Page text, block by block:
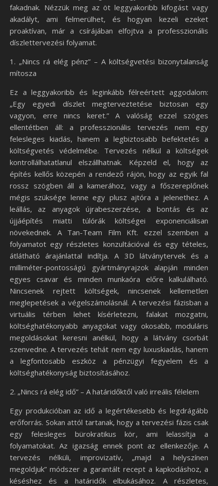
fakadnak. Nézzük meg az öt leggyakoribb kifogást vagy
akadályt, ami felmerülhet, és hogyan kezeli ezeket
proaktívan, már a csírájában elfojtva a professzionális
díszlettervezési folyamat.
1. „Nincs rá elég pénz” – A költségvetési bizonytalanság
mítosza
Ez a leggyakoribb és leginkább félreértett aggodalom:
„Egy egyedi díszlet megterveztetése biztosan egy
vagyon, erre nincs keret.” A valóság ezzel szöges
ellentétben áll: a professzionális tervezés nem egy
felesleges kiadás, hanem a legbiztosabb befektetés a
költségvetés védelmébe. Tervezés nélkül a költségek
kontrollálhatatlanul elszállhatnak. Képzeld el, hogy az
építés kellős közepén a rendező rájön, hogy az egyik fal
rossz szögben áll a kamerához, vagy a főszereplőnek
mégis szüksége lenne egy plusz ajtóra a jelenethez. A
leállás, az anyagok újrabeszerzése, a bontás és az
újjáépítés miatti túlórák költségei exponenciálisan
növekednek. A Tan-Team Film Kft. ezzel szemben a
folyamatot egy részletes konzultációval és egy tételes,
átlátható árajánlattal indítja. A 3D látványtervek és a
milliméter-pontosságú gyártmányrajzok alapján minden
egyes csavar és minden munkaóra előre kalkulálható.
Nincsenek rejtett költségek, nincsenek kellemetlen
meglepetések a végelszámolásnál. A tervezési fázisban a
virtuális térben lehet kísérletezni, falakat mozgatni,
költséghatékonyabb anyagokat vagy okosabb, moduláris
megoldásokat keresni anélkül, hogy a látvány csorbát
szenvedne. A tervezés tehát nem egy luxuskiadás, hanem
a legfontosabb eszköz a pénzügyi fegyelem és a
költséghatékonyság biztosításához.
2. „Nincs rá elég idő” – A határidőktől való irreális félelem
Egy produkcióban az idő a legértékesebb és legdrágább
erőforrás. Sokan attól tartanak, hogy a tervezési fázis csak
egy felesleges bürokratikus kör, ami lelassítja a
folyamatokat. Az igazság ennek pont az ellenkezője. A
tervezés nélküli, improvizatív, „majd a helyszínen
megoldjuk” módszer a garantált recept a kapkodáshoz, a
késéshez és a határidők elbukásához. A részletes,